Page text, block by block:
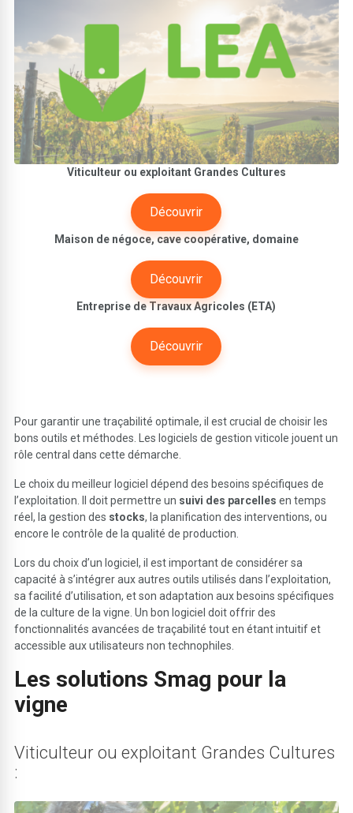
Viticulteur ou exploitant Grandes Cultures
Découvrir
Maison de négoce, cave coopérative, domaine
Découvrir
Entreprise de Travaux Agricoles (ETA)
Découvrir
Pour garantir une traçabilité optimale, il est crucial de choisir les
bons outils et méthodes. Les logiciels de gestion viticole jouent un
rôle central dans cette démarche.
Le choix du meilleur logiciel dépend des besoins spécifiques de
l’exploitation. Il doit permettre un suivi des parcelles en temps
réel, la gestion des stocks, la planification des interventions, ou
encore le contrôle de la qualité de production.
Lors du choix d’un logiciel, il est important de considérer sa
capacité à s’intégrer aux autres outils utilisés dans l’exploitation,
sa facilité d’utilisation, et son adaptation aux besoins spécifiques
de la culture de la vigne. Un bon logiciel doit offrir des
fonctionnalités avancées de traçabilité tout en étant intuitif et
accessible aux utilisateurs non technophiles.
Les solutions Smag pour la
vigne
Viticulteur ou exploitant Grandes Cultures
: